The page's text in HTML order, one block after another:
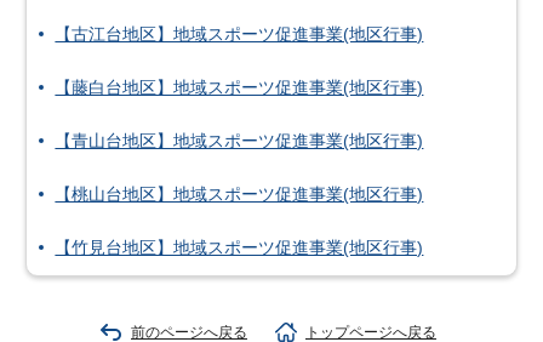
【古江台地区】地域スポーツ促進事業(地区行事)
【藤白台地区】地域スポーツ促進事業(地区行事)
【青山台地区】地域スポーツ促進事業(地区行事)
【桃山台地区】地域スポーツ促進事業(地区行事)
【竹見台地区】地域スポーツ促進事業(地区行事)
前のページへ戻る トップページへ戻る